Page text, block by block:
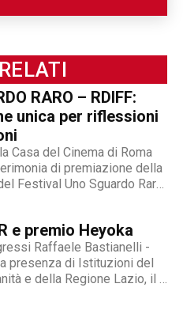
RARO – RDIFF:
unica per riflessioni
Casa del Cinema di Roma
di premiazione della
Festival Uno Sguardo Raro
all’integrazione e del
e premio Heyoka
Raffaele Bastianelli -
presenza di Istituzioni del
e della Regione Lazio, il 9